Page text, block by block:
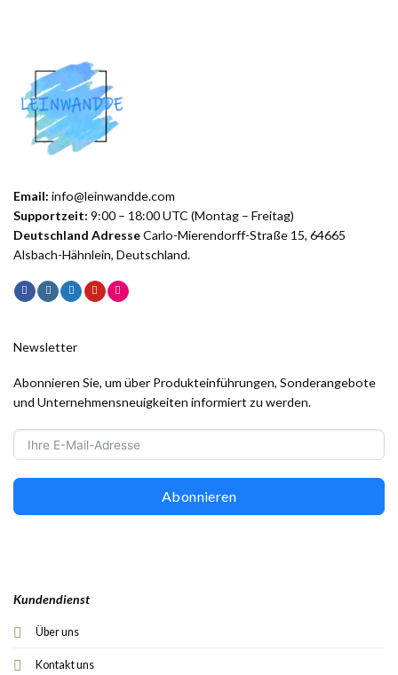
Email: info@leinwandde.com
Supportzeit: 9:00 – 18:00 UTC (Montag – Freitag)
Deutschland AdresseCarlo-Mierendorff-Straße 15, 64665
Alsbach-Hähnlein, Deutschland.
Kundendienst
Über uns
Kontakt uns
Newsletter
Abonnieren Sie, um über Produkteinführungen, Sonderangebote
und Unternehmensneuigkeiten informiert zu werden.
Abonnieren